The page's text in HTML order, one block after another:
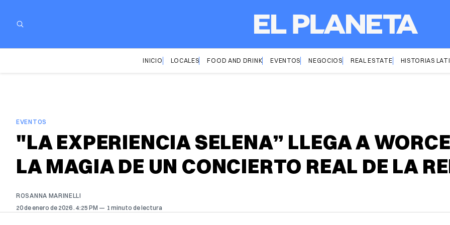
INICIO LOCALES FOOD AND DRINK EVENTOS NEGOCIOS REAL ESTATE HISTORIAS
EVENTOS
"LA EXPERIENCIA SELENA” LLEGA A
LA MAGIA DE UN CONCIERTO REAL DE LA
ROSANNA MARINELLI
20 de enero de 2026 . 4:25 PM 1 minuto de lectura